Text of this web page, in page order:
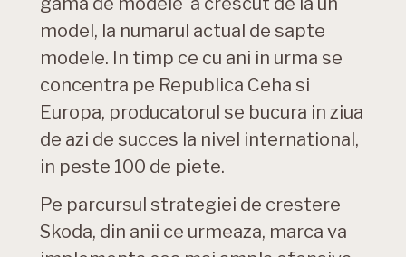
model, la numarul actual de sapte
modele. In timp ce cu ani in urma se
concentra pe Republica Ceha si
Europa, producatorul se bucura in ziua
de azi de succes la nivel international,
in peste 100 de piete.
Pe parcursul strategiei de crestere
Skoda, din anii ce urmeaza, marca va